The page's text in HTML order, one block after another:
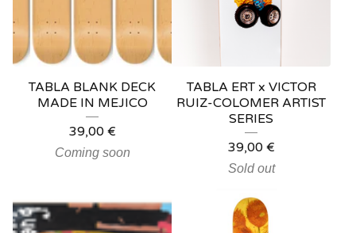
TABLA BLANK DECK
MADE IN MEJICO
39,00 €
Coming soon
TABLA ERT x VICTOR
RUIZ-COLOMER ARTIST
SERIES
39,00 €
Sold out